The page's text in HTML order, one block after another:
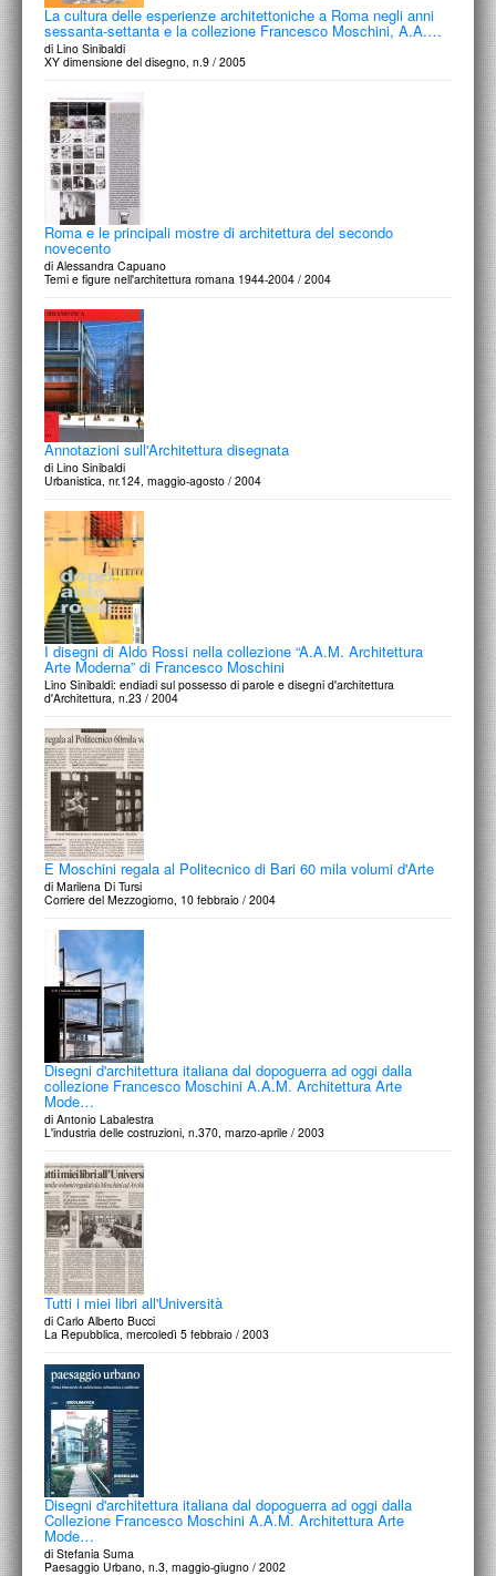
La cultura delle esperienze architettoniche a Roma negli anni
sessanta-settanta e la collezione Francesco Moschini, A.A.…
di Lino Sinibaldi
XY dimensione del disegno, n.9 / 2005
Roma e le principali mostre di architettura del secondo
novecento
di Alessandra Capuano
Temi e figure nell'architettura romana 1944-2004 / 2004
Annotazioni sull'Architettura disegnata
di Lino Sinibaldi
Urbanistica, nr.124, maggio-agosto / 2004
I disegni di Aldo Rossi nella collezione “A.A.M. Architettura
Arte Moderna” di Francesco Moschini
Lino Sinibaldi: endiadi sul possesso di parole e disegni d'architettura
d'Architettura, n.23 / 2004
E Moschini regala al Politecnico di Bari 60 mila volumi d'Arte
di Marilena Di Tursi
Corriere del Mezzogiorno, 10 febbraio / 2004
Disegni d'architettura italiana dal dopoguerra ad oggi dalla
collezione Francesco Moschini A.A.M. Architettura Arte
Mode…
di Antonio Labalestra
L'industria delle costruzioni, n.370, marzo-aprile / 2003
Tutti i miei libri all'Università
di Carlo Alberto Bucci
La Repubblica, mercoledì 5 febbraio / 2003
Disegni d'architettura italiana dal dopoguerra ad oggi dalla
Collezione Francesco Moschini A.A.M. Architettura Arte
Mode…
di Stefania Suma
Paesaggio Urbano, n.3, maggio-giugno / 2002